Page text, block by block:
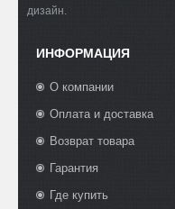
дизайн.
ИНФОРМАЦИЯ
О компании
Оплата и доставка
Возврат товара
Гарантия
Где купить